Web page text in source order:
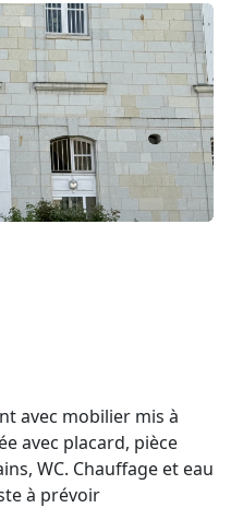
avec mobilier mis à
avec placard, pièce
WC. Chauffage et eau
à prévoir